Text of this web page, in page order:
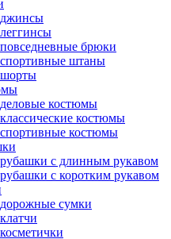
брюки
штаны
костюмы
костюмы
костюмы
с длинным рукавом
с коротким рукавом
сумки